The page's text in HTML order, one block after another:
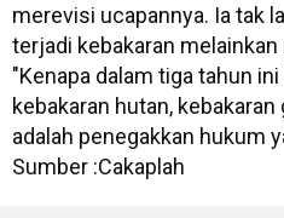
merevisi ucapannya. Ia tak
terjadi kebakaran
"Kenapa dalam tiga tahun
kebakaran hutan,
adalah penegakkan hukum
Sumber :Cakaplah